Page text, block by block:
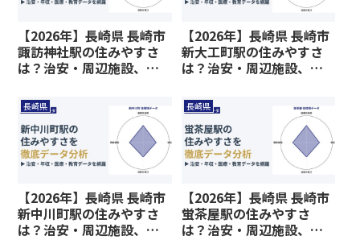
【2026年】長崎県 長崎市
諏訪神社駅の住みやすさ
は？治安・周辺施設、教
る情報を解説
【2026年】長崎県 長崎市
新大工町駅の住みやすさ
は？治安・周辺施設、教
る情報を解説
長崎県
【2026年】長崎県 長崎市
新中川町駅の住みやすさ
は？治安・周辺施設、教
長崎県
【2026年】長崎県 長崎市
蛍茶屋駅の住みやすさ
は？治安・周辺施設、教